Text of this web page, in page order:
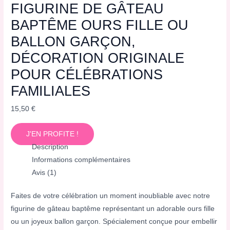
FIGURINE DE GÂTEAU
BAPTÊME OURS FILLE OU
BALLON GARÇON,
DÉCORATION ORIGINALE
POUR CÉLÉBRATIONS
FAMILIALES
15,50€
J'EN PROFITE !
Description
Informations complémentaires
Avis (1)
Faites de votre célébration un moment inoubliable avec notre
figurine de gâteau baptême représentant un adorable ours fille
ou un joyeux ballon garçon. Spécialement conçue pour embellir